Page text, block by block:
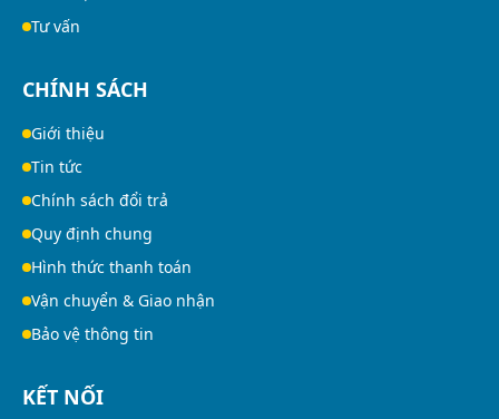
Tư vấn
CHÍNH SÁCH
Giới thiệu
Tin tức
Chính sách đổi trả
Quy định chung
Hình thức thanh toán
Vận chuyển & Giao nhận
Bảo vệ thông tin
KẾT NỐI